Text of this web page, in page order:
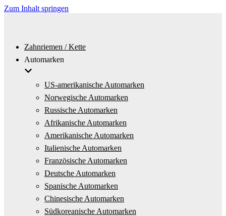
Zum Inhalt springen
Zahnriemen / Kette
Automarken
US-amerikanische Automarken
Norwegische Automarken
Russische Automarken
Afrikanische Automarken
Amerikanische Automarken
Italienische Automarken
Französische Automarken
Deutsche Automarken
Spanische Automarken
Chinesische Automarken
Südkoreanische Automarken